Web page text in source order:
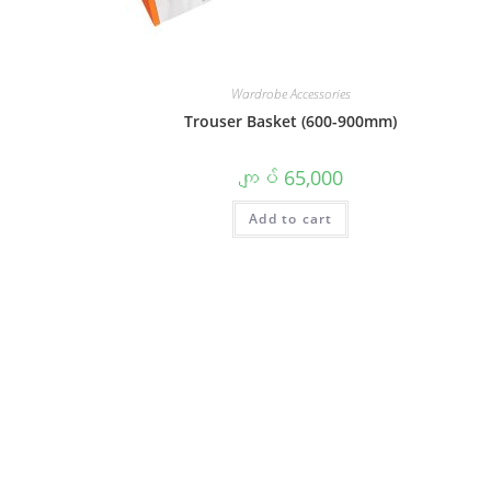
Wardrobe Accessories
Trouser Basket (600-900mm)
ကျပ် 65,000
Add to cart